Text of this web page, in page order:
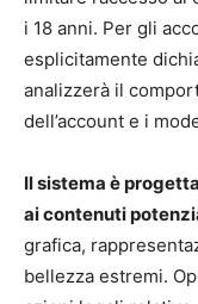
i 18 anni. Per gli
esplicitamente
analizzerà il
dell’account e i
Il sistema è
ai contenuti
grafica,
bellezza estremi.